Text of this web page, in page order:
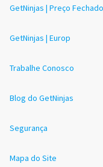
GetNinjas | Preço Fechado
GetNinjas | Europ
Trabalhe Conosco
Blog do GetNinjas
Segurança
Mapa do Site